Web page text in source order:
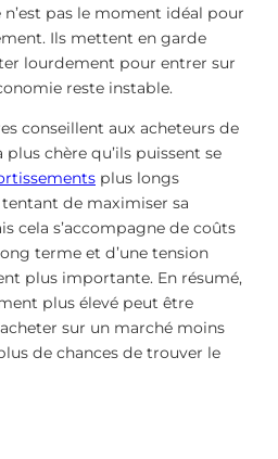
pas le moment idéal pour
Ils mettent en garde
lourdement pour entrer sur
reste instable.
conseillent aux acheteurs de
chère qu’ils puissent se
plus longs
de maximiser sa
cela s’accompagne de coûts
terme et d’une tension
plus importante. En résumé,
plus élevé peut être
sur un marché moins
de chances de trouver le